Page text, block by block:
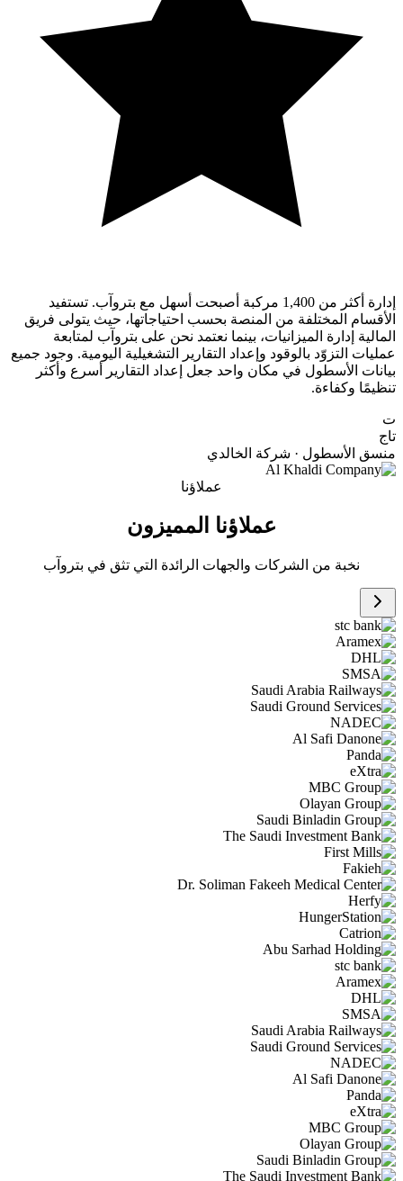
إدارة أكثر من 1,400 مركبة أصبحت أسهل مع بتروآب. تستفيد
الأقسام المختلفة من المنصة بحسب احتياجاتها، حيث يتولى فريق
المالية إدارة الميزانيات، بينما نعتمد نحن على بتروآب لمتابعة
عمليات التزوّد بالوقود وإعداد التقارير التشغيلية اليومية. وجود جميع
بيانات الأسطول في مكان واحد جعل إعداد التقارير أسرع وأكثر
تنظيمًا وكفاءة.
ت
تاج
منسق الأسطول · شركة الخالدي
عملاؤنا
عملاؤنا المميزون
نخبة من الشركات والجهات الرائدة التي تثق في بتروآب